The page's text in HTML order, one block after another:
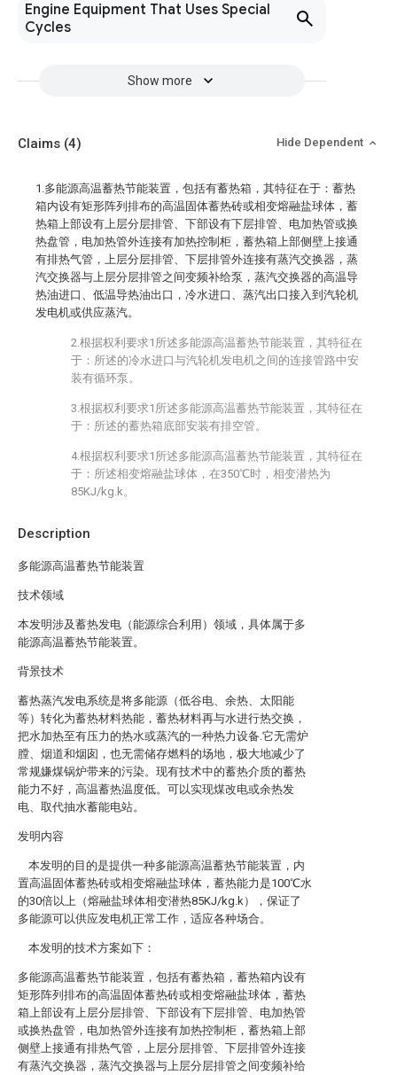
Engine Equipment That Uses Special
Cycles
Show more
Description
多能源高温蓄热节能装置
技术领域
本发明涉及蓄热发电（能源综合利用）领域，具体属于多
能源高温蓄热节能装置。
背景技术
蓄热蒸汽发电系统是将多能源（低谷电、余热、太阳能
等）转化为蓄热材料热能，蓄热材料再与水进行热交换，
把水加热至有压力的热水或蒸汽的一种热力设备.它无需炉
膛、烟道和烟囱，也无需储存燃料的场地，极大地减少了
常规嫌煤锅炉带来的污染。现有技术中的蓄热介质的蓄热
能力不好，高温蓄热温度低。可以实现煤改电或余热发
电、取代抽水蓄能电站。
发明内容
本发明的目的是提供一种多能源高温蓄热节能装置，内
置高温固体蓄热砖或相变熔融盐球体，蓄热能力是100℃水
的30倍以上（熔融盐球体相变潜热85KJ/kg.k），保证了
多能源可以供应发电机正常工作，适应各种场合。
本发明的技术方案如下：
多能源高温蓄热节能装置，包括有蓄热箱，蓄热箱内设有
矩形阵列排布的高温固体蓄热砖或相变熔融盐球体，蓄热
箱上部设有上层分层排管、下部设有下层排管、电加热管
或换热盘管，电加热管外连接有加热控制柜，蓄热箱上部
侧壁上接通有排热气管，上层分层排管、下层排管外连接
有蒸汽交换器，蒸汽交换器与上层分层排管之间变频补给
Claims (4) Hide Dependent
1.多能源高温蓄热节能装置，包括有蓄热箱，其特征在于：蓄热
箱内设有矩形阵列排布的高温固体蓄热砖或相变熔融盐球体，蓄
热箱上部设有上层分层排管、下部设有下层排管、电加热管或换
热盘管，电加热管外连接有加热控制柜，蓄热箱上部侧壁上接通
有排热气管，上层分层排管、下层排管外连接有蒸汽交换器，蒸
汽交换器与上层分层排管之间变频补给泵，蒸汽交换器的高温导
热油进口、低温导热油出口，冷水进口、蒸汽出口接入到汽轮机
发电机或供应蒸汽。
2.根据权利要求1所述多能源高温蓄热节能装置，其特征在
于：所述的冷水进口与汽轮机发电机之间的连接管路中安
装有循环泵。
3.根据权利要求1所述多能源高温蓄热节能装置，其特征在
于：所述的蓄热箱底部安装有排空管。
4.根据权利要求1所述多能源高温蓄热节能装置，其特征在
于：所述相变熔融盐球体，在350℃时，相变潜热为
85KJ/kg.k。